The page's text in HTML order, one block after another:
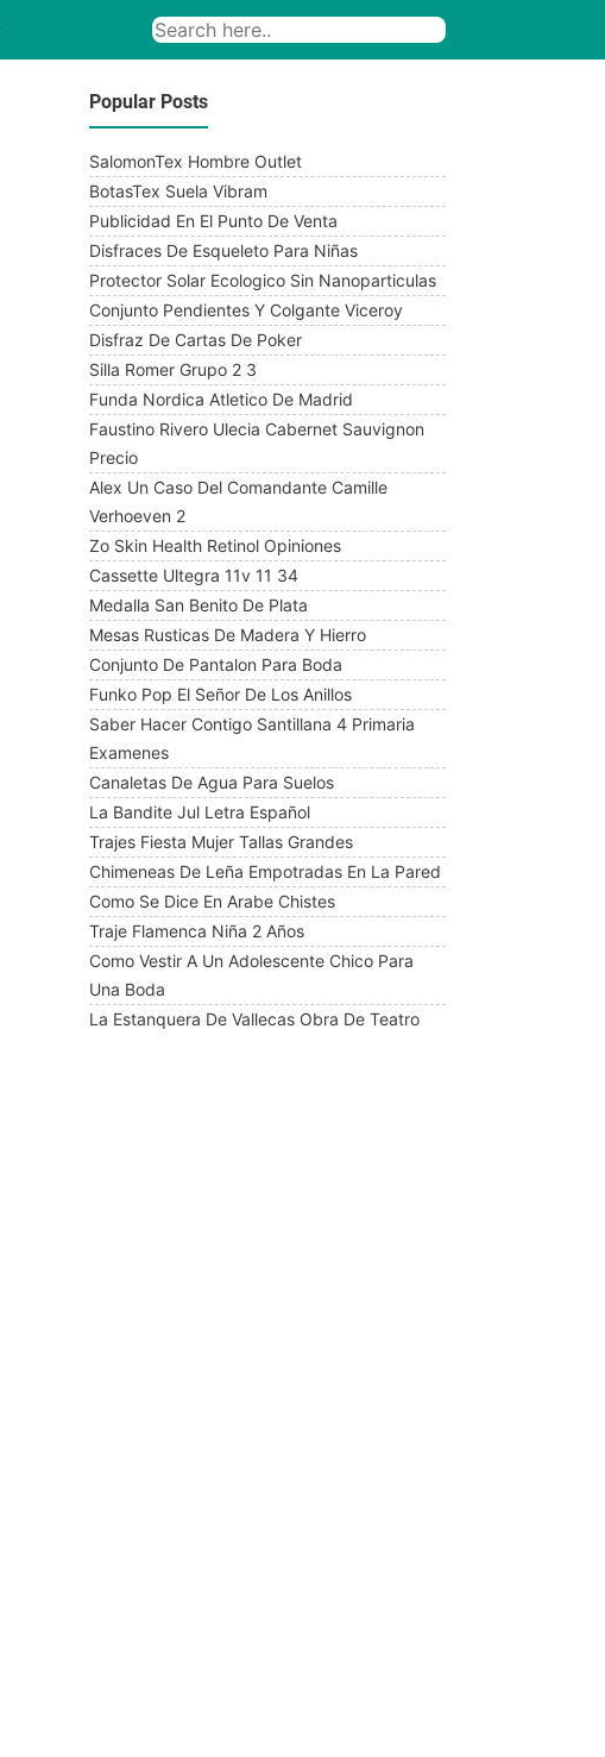
Popular Posts
SalomonTex Hombre Outlet
BotasTex Suela Vibram
Publicidad En El Punto De Venta
Disfraces De Esqueleto Para Niñas
Protector Solar Ecologico Sin Nanoparticulas
Conjunto Pendientes Y Colgante Viceroy
Disfraz De Cartas De Poker
Silla Romer Grupo 2 3
Funda Nordica Atletico De Madrid
Faustino Rivero Ulecia Cabernet Sauvignon
Precio
Alex Un Caso Del Comandante Camille
Verhoeven 2
Zo Skin Health Retinol Opiniones
Cassette Ultegra 11v 11 34
Medalla San Benito De Plata
Mesas Rusticas De Madera Y Hierro
Conjunto De Pantalon Para Boda
Funko Pop El Señor De Los Anillos
Saber Hacer Contigo Santillana 4 Primaria
Examenes
Canaletas De Agua Para Suelos
La Bandite Jul Letra Español
Trajes Fiesta Mujer Tallas Grandes
Chimeneas De Leña Empotradas En La Pared
Como Se Dice En Arabe Chistes
Traje Flamenca Niña 2 Años
Como Vestir A Un Adolescente Chico Para
Una Boda
La Estanquera De Vallecas Obra De Teatro